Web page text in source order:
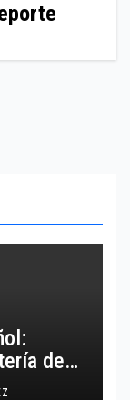
deporte
de